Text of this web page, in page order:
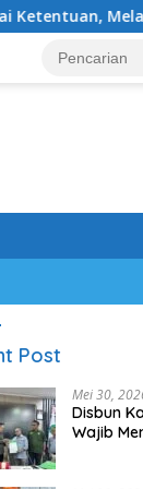
Melanggar
Post
Mei 30,
Disbun
Wajib